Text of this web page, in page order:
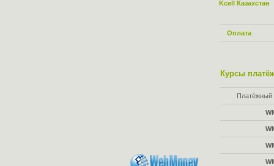
Kcell Казахстан
Оплата
Курсы
Платёжный